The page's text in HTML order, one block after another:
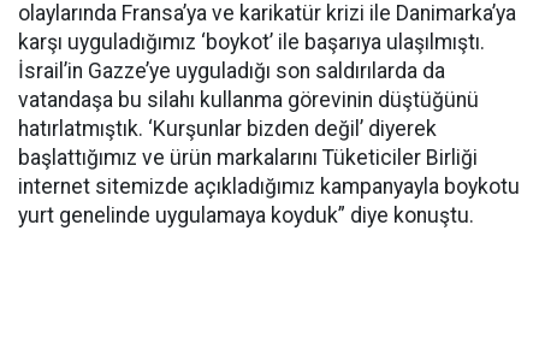
olaylarında Fransa’ya ve karikatür krizi ile Danimarka’ya
karşı uyguladığımız ‘boykot’ ile başarıya ulaşılmıştı.
İsrail’in Gazze’ye uyguladığı son saldırılarda da
vatandaşa bu silahı kullanma görevinin düştüğünü
hatırlatmıştık. ‘Kurşunlar bizden değil’ diyerek
başlattığımız ve ürün markalarını Tüketiciler Birliği
internet sitemizde açıkladığımız kampanyayla boykotu
yurt genelinde uygulamaya koyduk” diye konuştu.